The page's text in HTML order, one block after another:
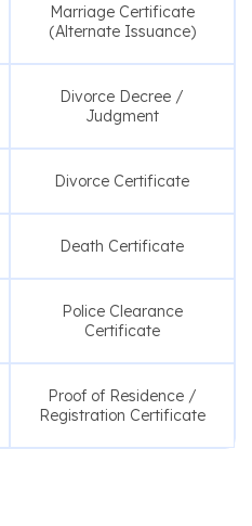
Marriage Certificate
(Alternate Issuance)
Divorce Decree /
Judgment
Divorce Certificate
Death Certificate
Police Clearance
Certificate
Proof of Residence /
Registration Certificate